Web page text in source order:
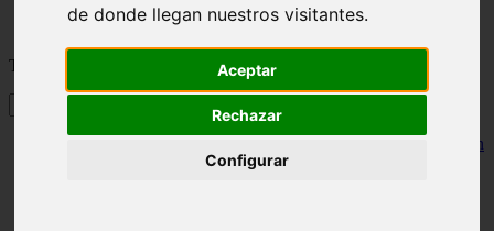
de donde llegan nuestros visitantes.
Aceptar
Rechazar
Configurar
Tabla de contenidos
Descubre todo sobre el origen y simbolismo de los claveles en
la cultura jardinera: ¿quién los regala y por qué?